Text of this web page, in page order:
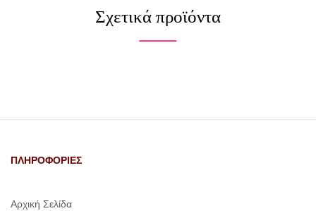
Σχετικά προϊόντα
ΠΛΗΡΟΦΟΡΙΕΣ
Αρχική Σελίδα